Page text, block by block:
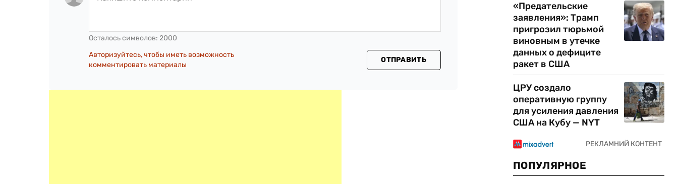
Осталось символов: 2000
Авторизуйтесь, чтобы иметь возможность
комментировать материалы
ОТПРАВИТЬ
«Предательские
заявления»: Трамп
пригрозил тюрьмой
виновным в утечке
данных о дефиците
ракет в США
ЦРУ создало
оперативную группу
для усиления давления
США на Кубу — NYT
ПОПУЛЯРНОЕ